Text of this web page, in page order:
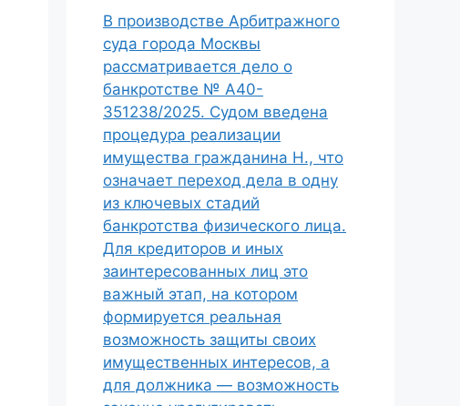
В производстве Арбитражного
суда города Москвы
рассматривается дело о
банкротстве № А40-
351238/2025. Судом введена
процедура реализации
имущества гражданина Н., что
означает переход дела в одну
из ключевых стадий
банкротства физического лица.
Для кредиторов и иных
заинтересованных лиц это
важный этап, на котором
формируется реальная
возможность защиты своих
имущественных интересов, а
для должника — возможность